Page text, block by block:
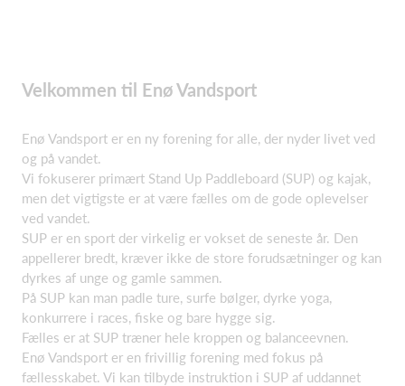
Velkommen til Enø Vandsport
Enø Vandsport er en ny forening for alle, der nyder livet ved
og på vandet.
Vi fokuserer primært Stand Up Paddleboard (SUP) og kajak,
men det vigtigste er at være fælles om de gode oplevelser
ved vandet.
SUP er en sport der virkelig er vokset de seneste år. Den
appellerer bredt, kræver ikke de store forudsætninger og kan
dyrkes af unge og gamle sammen.
På SUP kan man padle ture, surfe bølger, dyrke yoga,
konkurrere i races, fiske og bare hygge sig.
Fælles er at SUP træner hele kroppen og balanceevnen.
Enø Vandsport er en frivillig forening med fokus på
fællesskabet. Vi kan tilbyde instruktion i SUP af uddannet